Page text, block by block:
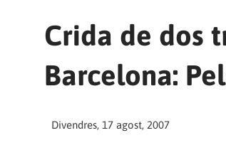
Crida de dos
Barcelona:
Divendres, 17 agost, 2007